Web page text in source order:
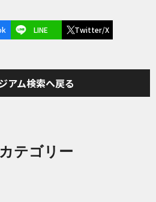
LINE Twitter/X
アム検索へ戻る
テゴリー